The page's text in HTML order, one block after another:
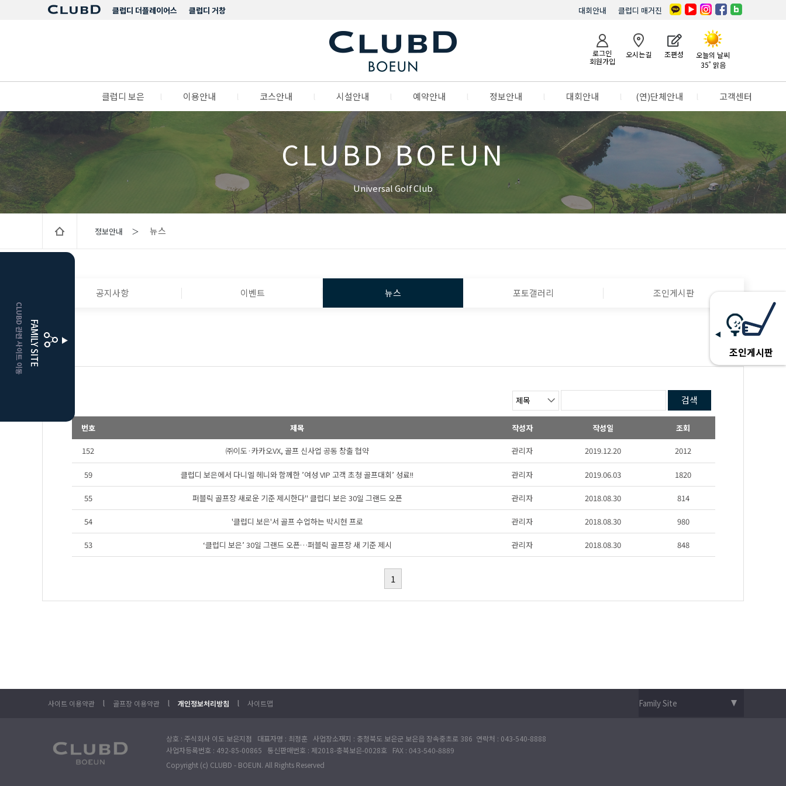
클럽디 거창
클럽디 더플레이어스 클럽디 매거진
대회안내
로그인
회원가입
오시는길 조편성
오늘의 날씨
35˚ 맑음
클럽디 보은 이용안내 코스안내 시설안내 예약안내 정보안내 대회안내 (연)단체안내 고객센터
CLUBD BOEUN
Universal Golf Club
FAMILY SITE
CLUBD 관련 사이트 이동
클럽디더플레이어스 조인게시판
정보안내 ＞ 뉴스
공지사항 이벤트 뉴스 포토갤러리 조인게시판
뉴스
검색
번호 제목 작성자 작성일 조회
152 ㈜이도·카카오VX, 골프 신사업 공동 창출 협약 관리자 2019.12.20 2012
59 클럽디 보은에서 다니엘 헤니와 함께한 ’여성 VIP 고객 초청 골프대회’ 성료!! 관리자 2019.06.03 1820
55 퍼블릭 골프장 새로운 기준 제시한다" 클럽디 보은 30일 그랜드 오픈 관리자 2018.08.30 814
54 '클럽디 보은'서 골프 수업하는 박시현 프로 관리자 2018.08.30 980
53 ‘클럽디 보은’ 30일 그랜드 오픈…퍼블릭 골프장 새 기준 제시 관리자 2018.08.30 848
1
사이트 이용약관 l 골프장 이용약관 l 개인정보처리방침 l 사이트맵
상호 : 주식회사 이도 보은지점 대표자명 : 최정훈 사업장소재지 : 충청북도 보은군 보은읍 장속중초로 386 연락처 : 043-540-8888
사업자등록번호 : 492-85-00865 통신판매번호 : 제2018-충북보은-0028호 FAX : 043-540-8889
Copyright (c) CLUBD - BOEUN. All Rights Reserved